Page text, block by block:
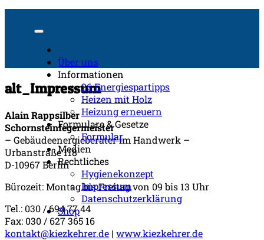
Über uns
Informationen
26 Energiespartipps
Heizen mit Holz
Heizung erneuern
Formulare & Gesetze
Formular
Medien
Rechtliches
Hygienekonzept
Impressum
Datenschutzerklärung
Shop
alt_Impressum
Alain Rappsilber
Schornsteinfegermeister
– Gebäudeenergieberater im Handwerk –
Urbanstraße 118
D-10967 Berlin
Bürozeit: Montag bis Freitag von 09 bis 13 Uhr
Tel.: 030 / 694 77 44
Fax: 030 / 627 365 16
kontakt@kiezkehrer.de | www.kiezkehrer.de